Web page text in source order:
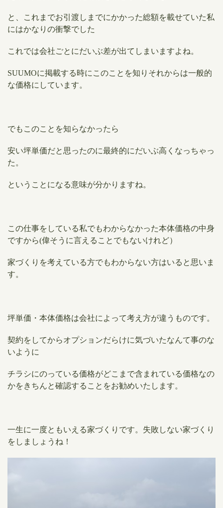
と、これまでお引渡しまでにかかった総額を載せていた私
にはかなりの衝撃でした
これでは会社ごとにだいぶ差が出てしまいますよね。
SUUMOに掲載する時にこのことを知りそれからは一般的
な価格にしています。
でもこのことを知らなかったら
安い坪単価だと思ったのに最終的にだいぶ高くなっちゃっ
た。
ということになる意味が分かりますね。
この仕事をしている私でもわからなかった本体価格の中身
ですから(偉そうに言えることでもないけれど）
家づくりを考えている方でもわからない方はいると思いま
す。
坪単価・本体価格は会社によって考え方が違うものです。
契約をしてからオプションだらけに気づいたなんて事のな
いように
チラシにのっている価格がどこまで含まれている価格なの
かをきちんと確認することをお勧めいたします。
一生に一度ともいえる家づくりです。失敗しない家づくり
をしましょうね！